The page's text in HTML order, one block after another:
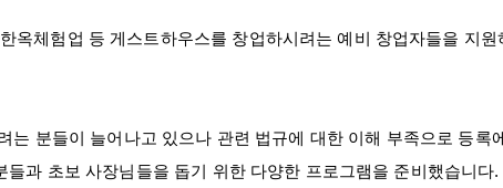
옥체험업 등 게스트하우스를 창업하시려는 예비 창업자들을 지
분들이 늘어나고 있으나 관련 법규에 대한 이해 부족으로 등
과 초보 사장님들을 돕기 위한 다양한 프로그램을 준비했습니다.